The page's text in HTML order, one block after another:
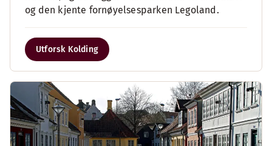
og den kjente fornøyelsesparken Legoland.
Utforsk Kolding